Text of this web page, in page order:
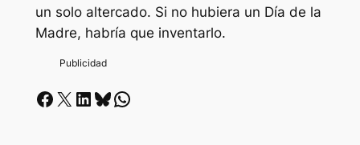
un solo altercado. Si no hubiera un Día de la
Madre, habría que inventarlo.
Facebook X LinkedIn Bluesky Whatsapp